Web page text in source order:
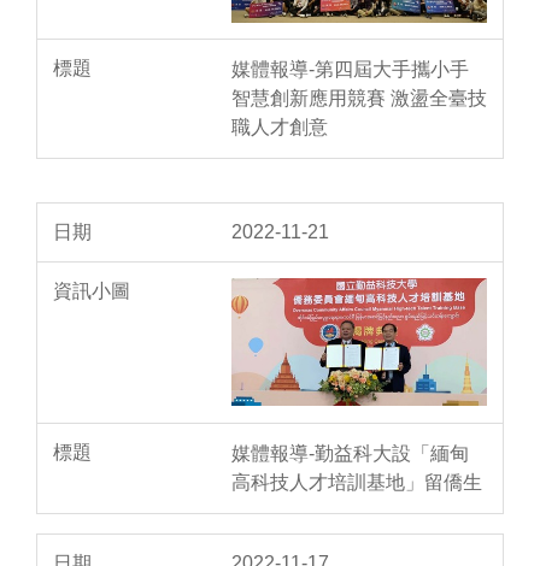
媒體報導-第四屆大手攜小手
智慧創新應用競賽 激盪全臺技
職人才創意
2022-11-21
媒體報導-勤益科大設「緬甸
高科技人才培訓基地」留僑生